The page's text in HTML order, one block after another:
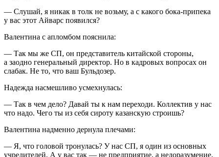
— Слушай, я никак в толк не возьму, а с какого бока-припека
у вас этот Айварс появился?
Валентина с апломбом пояснила:
— Так мы же СП, он представитель китайской стороны,
а заодно генеральный директор. Но в кадровых вопросах он
слабак. Не то, что ваш Бульдозер.
Надежда насмешливо усмехнулась:
— Так в чем дело? Давай ты к нам переходи. Коллектив у нас
что надо. Чего ты из себя сироту казанскую строишь?
Валентина надменно дернула плечами:
— Я, что головой тронулась? У нас СП, я один из основных
учредителей. А у вас так — не предприятие, а недоразумение.